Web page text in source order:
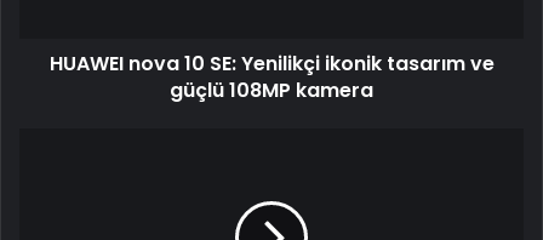
HUAWEI nova 10 SE: Yenilikçi ikonik tasarım ve
güçlü 108MP kamera